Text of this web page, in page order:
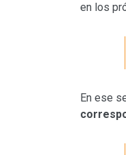
en los
En ese